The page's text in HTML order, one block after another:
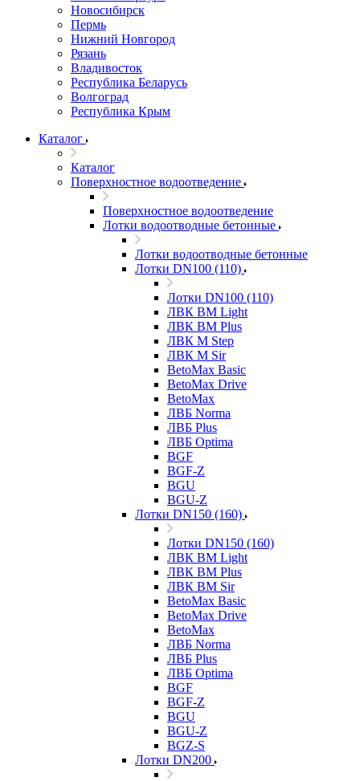
Новосибирск
Пермь
Нижний Новгород
Рязань
Владивосток
Республика Беларусь
Волгоград
Республика Крым
Каталог
Каталог
Поверхностное водоотведение
Поверхностное водоотведение
Лотки водоотводные бетонные
Лотки водоотводные бетонные
Лотки DN100 (110)
Лотки DN100 (110)
ЛВК ВМ Light
ЛВК ВМ Plus
ЛВК М Step
ЛВК М Sir
BetoMax Basic
BetoMax Drive
BetoMax
ЛВБ Norma
ЛВБ Plus
ЛВБ Optima
BGF
BGF-Z
BGU
BGU-Z
Лотки DN150 (160)
Лотки DN150 (160)
ЛВК ВМ Light
ЛВК ВМ Plus
ЛВК ВМ Sir
BetoMax Basic
BetoMax Drive
BetoMax
ЛВБ Norma
ЛВБ Plus
ЛВБ Optima
BGF
BGF-Z
BGU
BGU-Z
BGZ-S
Лотки DN200